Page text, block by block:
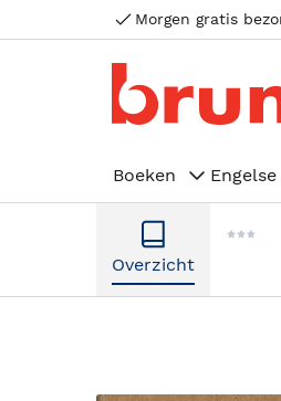
Morgen gratis
Boeken
Overzicht